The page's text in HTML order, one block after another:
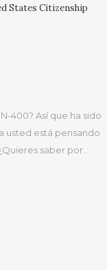
States Citizenship
400? Así que ha sido
usted está pensando
saber por...